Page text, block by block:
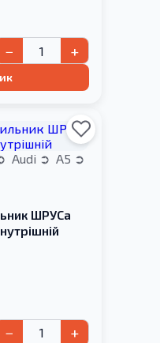
− +
Audi
A5
ШРУСа
− +